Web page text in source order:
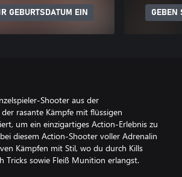
GEBURTSDATUM EIN GEBEN
Shooter aus der
rasante Kämpfe mit flüssigen
um ein einzigartiges Action-Erlebnis zu
diesem Action-Shooter voller Adrenalin
Kämpfen mit Stil, wo du durch Kills
Tricks sowie Fleiß Munition erlangst.